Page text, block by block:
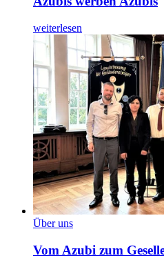
weiterlesen
Über uns
Vom Azubi zum